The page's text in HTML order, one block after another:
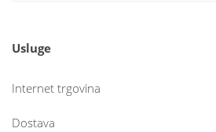
Usluge
Internet trgovina
Dostava